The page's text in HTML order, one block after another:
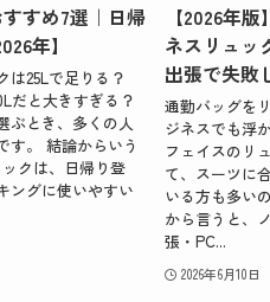
すめ7選｜日帰
年】
は25Lで足りる？
だと大きすぎる？
ぶとき、多くの人
す。 結論からいう
クは、日帰り登
ングに使いやすい
【2026年
ネスリュッ
出張で失敗
通勤バッグを
ジネスでも浮
フェイスのリ
て、スーツに
いる方も多い
から言うと、
張・PC...
2026年6月10日